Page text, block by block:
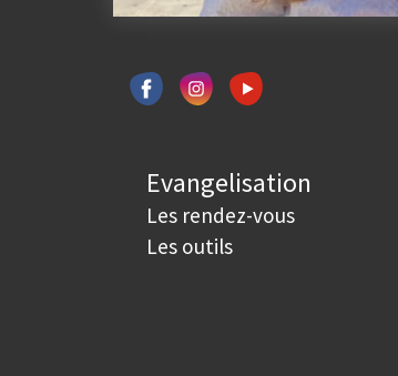
Evangelisation
Les rendez-vous
Les outils